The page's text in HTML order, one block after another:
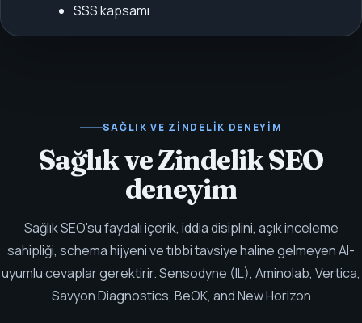
SSS kapsamı
SAĞLIK VE ZINDELIK DENEYIM
Sağlık ve Zindelik SEO
deneyim
Sağlık SEO'su faydalı içerik, iddia disiplini, açık inceleme
sahipliği, schema hijyeni ve tıbbi tavsiye haline gelmeyen AI-
uyumlu cevaplar gerektirir.Sensodyne (IL), Aminolab, Vertica,
Savyon Diagnostics, BeOK, and New Horizon